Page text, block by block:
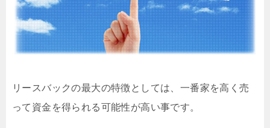
リースバックの最大の特徴としては、一番家を高く売
って資金を得られる可能性が高い事です。